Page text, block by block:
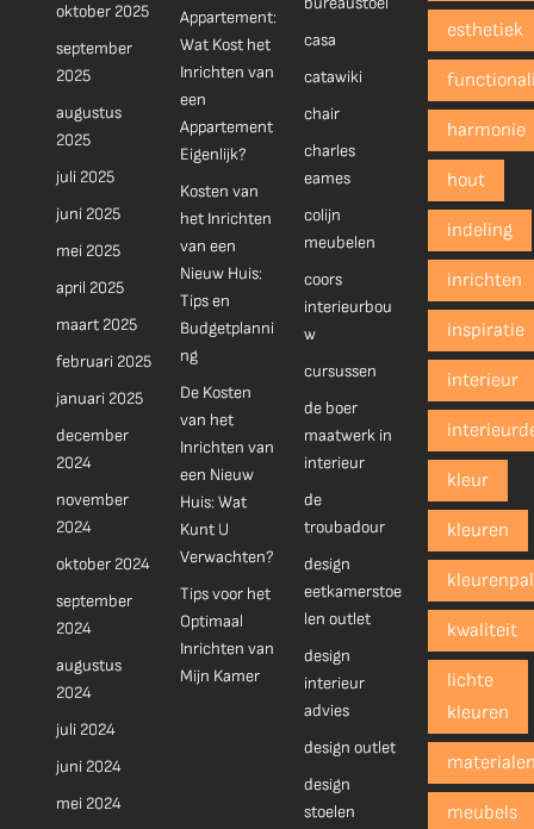
oktober 2025
september
2025
augustus
2025
juli 2025
juni 2025
mei 2025
april 2025
maart 2025
februari 2025
januari 2025
december
2024
november
2024
oktober 2024
september
2024
augustus
2024
juli 2024
juni 2024
mei 2024
Appartement:
Wat Kost het
Inrichten van
een
Appartement
Eigenlijk?
Kosten van
het Inrichten
van een
Nieuw Huis:
Tips en
Budgetplanni
ng
De Kosten
van het
Inrichten van
een Nieuw
Huis: Wat
Kunt U
Verwachten?
Tips voor het
Optimaal
Inrichten van
Mijn Kamer
casa
catawiki
chair
charles
eames
colijn
meubelen
coors
interieurbou
w
cursussen
de boer
maatwerk in
interieur
de
troubadour
design
eetkamerstoe
len outlet
design
interieur
advies
design outlet
design
stoelen
esthetiek
harmonie
hout
indeling
inrichten
inspiratie
interieur
kleur
kleuren
kwaliteit
lichte
kleuren
meubels